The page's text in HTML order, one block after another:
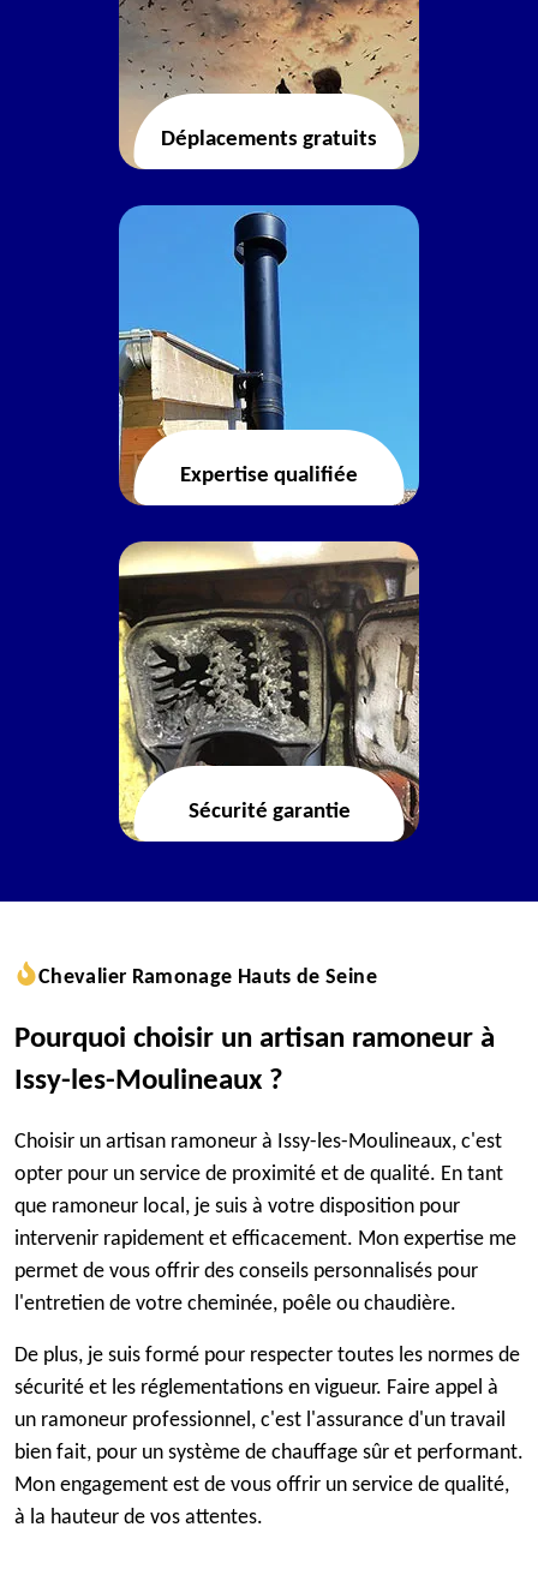
Déplacements gratuits
Expertise qualifiée
Sécurité garantie
Chevalier Ramonage Hauts de Seine
Pourquoi choisir un artisan ramoneur à
Issy-les-Moulineaux ?
Choisir un artisan ramoneur à Issy-les-Moulineaux, c'est
opter pour un service de proximité et de qualité. En tant
que ramoneur local, je suis à votre disposition pour
intervenir rapidement et efficacement. Mon expertise me
permet de vous offrir des conseils personnalisés pour
l'entretien de votre cheminée, poêle ou chaudière.
De plus, je suis formé pour respecter toutes les normes de
sécurité et les réglementations en vigueur. Faire appel à
un ramoneur professionnel, c'est l'assurance d'un travail
bien fait, pour un système de chauffage sûr et performant.
Mon engagement est de vous offrir un service de qualité,
à la hauteur de vos attentes.